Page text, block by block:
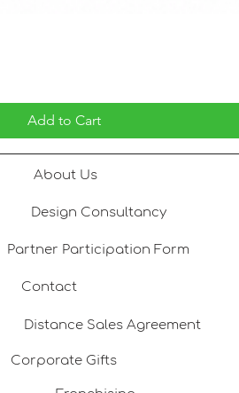
Add to Cart
Design Consultancy
About Us
Partner Participation Form
Contact
Distance Sales Agreement
Corporate Gifts